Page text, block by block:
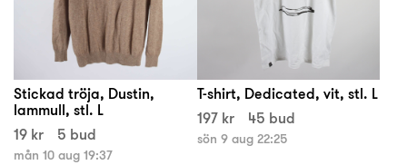
Stickad tröja, Dustin,
lammull, stl. L
19 kr
5 bud
mån 10 aug 19:37
T-shirt, Dedicated, vit, stl. L
197 kr
45 bud
sön 9 aug 22:25